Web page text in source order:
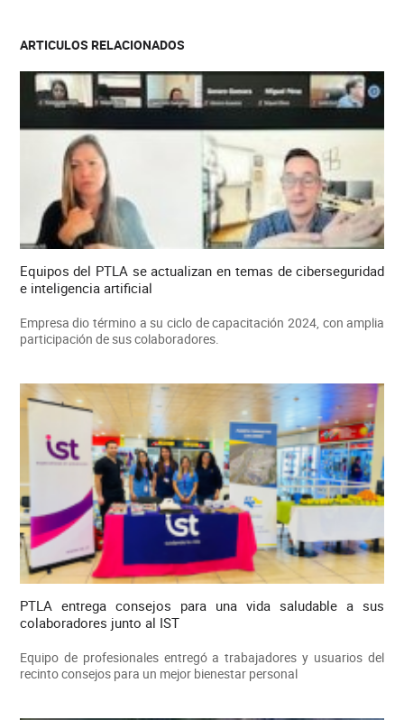
ARTICULOS RELACIONADOS
Equipos del PTLA se actualizan en temas de ciberseguridad
e inteligencia artificial
Empresa dio término a su ciclo de capacitación 2024, con amplia
participación de sus colaboradores.
PTLA entrega consejos para una vida saludable a sus
colaboradores junto al IST
Equipo de profesionales entregó a trabajadores y usuarios del
recinto consejos para un mejor bienestar personal